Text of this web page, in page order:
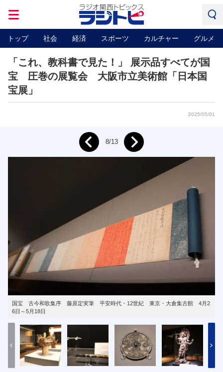
トップ 社会 経済 スポーツ カルチャー グルメ
「これ、教科書で見た！」 展示品すべてが国
宝 圧巻の展覧会 大阪市立美術館「日本国
宝展」
2025/05/01
国宝 古今和歌集序 藤原定実筆 平安時代・12世紀 東京・大倉集古館 4月2
6日～5月18日
8/13